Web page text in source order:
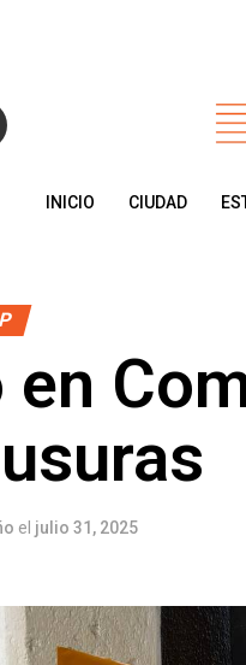
INICIO CIUDAD
en
el julio 31, 2025